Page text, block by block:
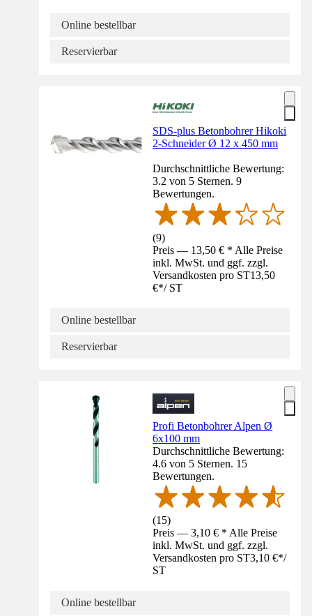
Online bestellbar
Reservierbar
SDS-plus Betonbohrer Hikoki
2-Schneider Ø 12 x 450 mm
Durchschnittliche Bewertung:
3.2 von 5 Sternen. 9
Bewertungen.
(9)
Preis — 13,50 € * Alle Preise
inkl. MwSt. und ggf. zzgl.
Versandkosten pro ST13,50
€*/ ST
Online bestellbar
Reservierbar
Profi Betonbohrer Alpen Ø
6x100 mm
Durchschnittliche Bewertung:
4.6 von 5 Sternen. 15
Bewertungen.
(15)
Preis — 3,10 € * Alle Preise
inkl. MwSt. und ggf. zzgl.
Versandkosten pro ST3,10 €*/
ST
Online bestellbar